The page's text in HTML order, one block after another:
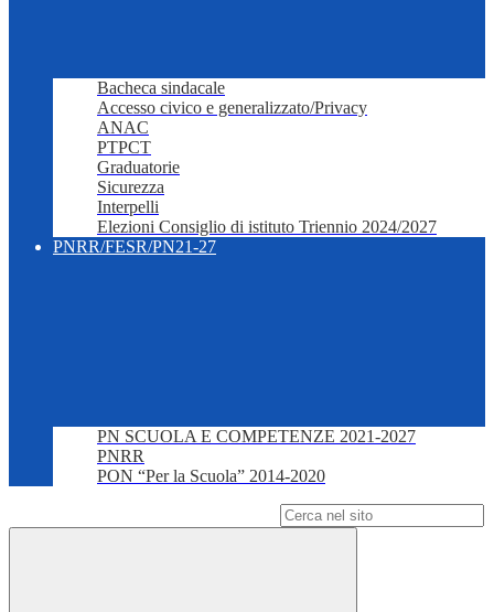
Bacheca sindacale
Accesso civico e generalizzato/Privacy
ANAC
PTPCT
Graduatorie
Sicurezza
Interpelli
Elezioni Consiglio di istituto Triennio 2024/2027
PNRR/FESR/PN21-27
PN SCUOLA E COMPETENZE 2021-2027
PNRR
PON “Per la Scuola” 2014-2020